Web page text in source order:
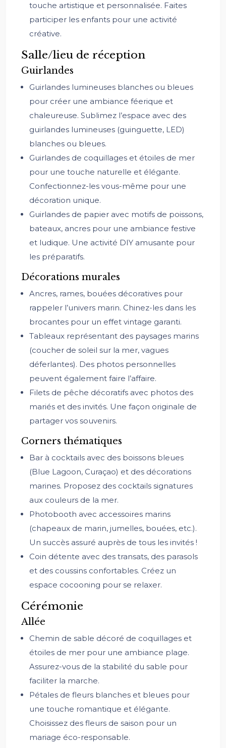
touche artistique et personnalisée. Faites
participer les enfants pour une activité
créative.
Salle/lieu de réception
Guirlandes
Guirlandes lumineuses blanches ou bleues
pour créer une ambiance féerique et
chaleureuse. Sublimez l’espace avec des
guirlandes lumineuses (guinguette, LED)
blanches ou bleues.
Guirlandes de coquillages et étoiles de mer
pour une touche naturelle et élégante.
Confectionnez-les vous-même pour une
décoration unique.
Guirlandes de papier avec motifs de poissons,
bateaux, ancres pour une ambiance festive
et ludique. Une activité DIY amusante pour
les préparatifs.
Décorations murales
Ancres, rames, bouées décoratives pour
rappeler l’univers marin. Chinez-les dans les
brocantes pour un effet vintage garanti.
Tableaux représentant des paysages marins
(coucher de soleil sur la mer, vagues
déferlantes). Des photos personnelles
peuvent également faire l’affaire.
Filets de pêche décoratifs avec photos des
mariés et des invités. Une façon originale de
partager vos souvenirs.
Corners thématiques
Bar à cocktails avec des boissons bleues
(Blue Lagoon, Curaçao) et des décorations
marines. Proposez des cocktails signatures
aux couleurs de la mer.
Photobooth avec accessoires marins
(chapeaux de marin, jumelles, bouées, etc.).
Un succès assuré auprès de tous les invités !
Coin détente avec des transats, des parasols
et des coussins confortables. Créez un
espace cocooning pour se relaxer.
Cérémonie
Allée
Chemin de sable décoré de coquillages et
étoiles de mer pour une ambiance plage.
Assurez-vous de la stabilité du sable pour
faciliter la marche.
Pétales de fleurs blanches et bleues pour
une touche romantique et élégante.
Choisissez des fleurs de saison pour un
mariage éco-responsable.